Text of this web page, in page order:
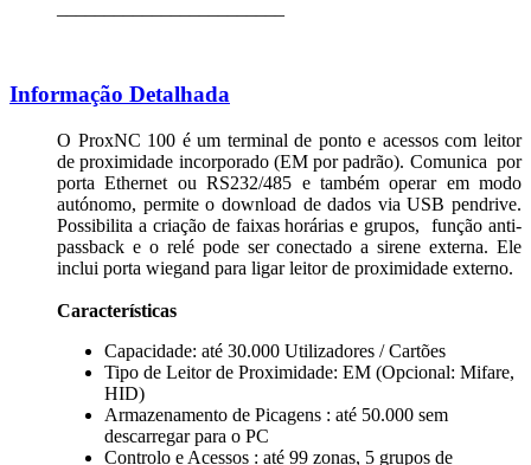
Informação Detalhada
O ProxNC 100 é um terminal de ponto e acessos com leitor
de proximidade incorporado (EM por padrão). Comunica por
porta Ethernet ou RS232/485 e também operar em modo
autónomo, permite o download de dados via USB pendrive.
Possibilita a criação de faixas horárias e grupos, função anti-
passback e o relé pode ser conectado a sirene externa. Ele
inclui porta wiegand para ligar leitor de proximidade externo.
Características
Capacidade: até 30.000 Utilizadores / Cartões
Tipo de Leitor de Proximidade: EM (Opcional: Mifare,
HID)
Armazenamento de Picagens : até 50.000 sem
descarregar para o PC
Controlo e Acessos : até 99 zonas, 5 grupos de